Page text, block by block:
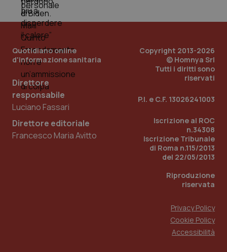
Quotidiano online
d'informazione sanitaria
Direttore
responsabile
Luciano Fassari
Direttore editoriale
Francesco Maria Avitto
Copyright 2013-2026
© Homnya Srl
Tutti i diritti sono
riservati
P.I. e C.F. 13026241003
Iscrizione al ROC
n.34308
Iscrizione Tribunale
di Roma n.115/2013
del 22/05/2013
Riproduzione
riservata
Privacy Policy
Cookie Policy
Accessibilità